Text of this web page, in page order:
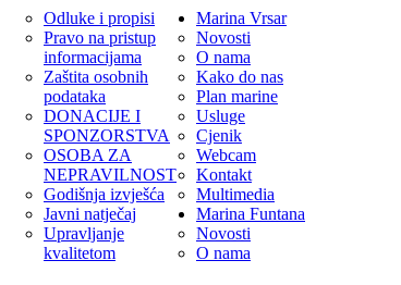
Odluke i propisi
Pravo na pristup
informacijama
Zaštita osobnih
podataka
DONACIJE I
SPONZORSTVA
OSOBA ZA
NEPRAVILNOST
Godišnja izvješća
Javni natječaj
Upravljanje
kvalitetom
Marina Vrsar
Novosti
O nama
Kako do nas
Plan marine
Usluge
Cjenik
Webcam
Kontakt
Multimedia
Marina Funtana
Novosti
O nama